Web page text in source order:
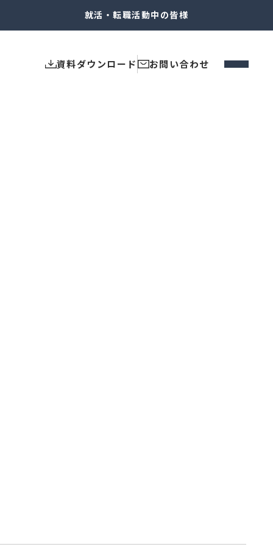
就活・転職活動中の皆様
資料ダウンロード お問い合わせ